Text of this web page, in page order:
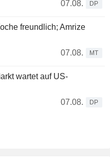
07.08.
DP
freundlich; Amrize
07.08.
MT
wartet auf US-
07.08.
DP